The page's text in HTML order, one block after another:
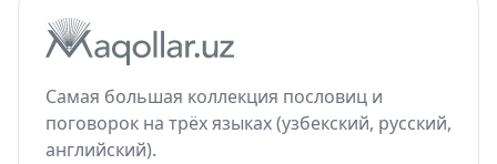
Самая большая коллекция пословиц и
поговорок на трёх языках (узбекский, русский,
английский).